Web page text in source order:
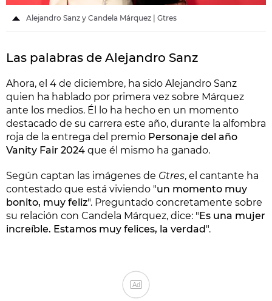
Alejandro Sanz y Candela Márquez | Gtres
Las palabras de Alejandro Sanz
Ahora, el 4 de diciembre, ha sido Alejandro Sanz
quien ha hablado por primera vez sobre Márquez
ante los medios. Él lo ha hecho en un momento
destacado de su carrera este año, durante la alfombra
roja de la entrega del premio Personaje del año
Vanity Fair 2024 que él mismo ha ganado.
Según captan las imágenes de Gtres, el cantante ha
contestado que está viviendo "un momento muy
bonito, muy feliz". Preguntado concretamente sobre
su relación con Candela Márquez, dice: " Es una mujer
increíble. Estamos muy felices, la verdad ".
Ad